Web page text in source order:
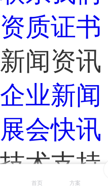
资质证书
新闻资讯
企业新闻
展会快讯
技术支持
首页 方案